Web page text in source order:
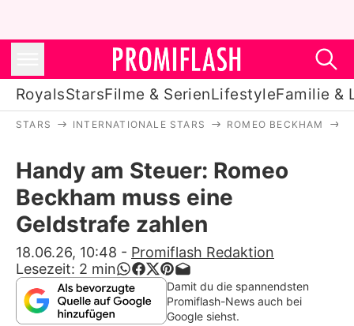
RoyalsStarsFilme & SerienLifestyleFamilie &
Stars
Filme & Serien
Lifestyle
Familie & Liebe
Promiflash Exklusiv
STARS INTERNATIONALE STARS ROMEO BECKHAM
Handy am Steuer: Romeo
Beckham muss eine
Geldstrafe zahlen
18.06.26, 10:48 - Promiflash Redaktion
Lesezeit: 2 min
Damit du die spannendsten
Promiflash-News auch bei
Google siehst.